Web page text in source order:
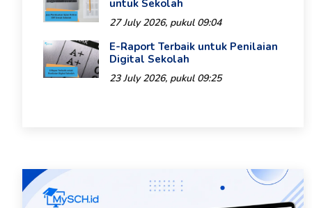
untuk Sekolah
27 July 2026, pukul 09:04
E-Raport Terbaik untuk Penilaian
Digital Sekolah
23 July 2026, pukul 09:25